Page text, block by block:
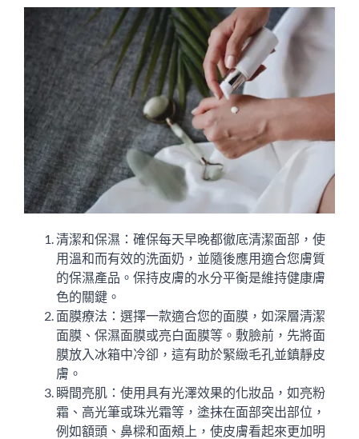
清潔和保濕：確保每天早晚都徹底清潔面部，使
用溫和而有效的洗面奶，並隨後應用適合您膚質
的保濕產品。保持皮膚的水分平衡是維持健康膚
色的關鍵。
面膜療法：選擇一款適合您的面膜，如深層清潔
面膜、保濕面膜或亮白面膜等。敷臉前，先將面
膜放入冰箱中冷卻，這有助於緊緻毛孔並鎮靜皮
膚。
瞬間亮肌：使用具有光澤效果的化妝品，如亮粉
霜、高光筆或珠光霜等，塗抹在面部突出部位，
例如額頭、鼻樑和面頰上，使皮膚看起來更加明